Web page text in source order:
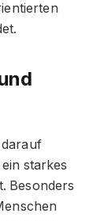
starkes
Besonders